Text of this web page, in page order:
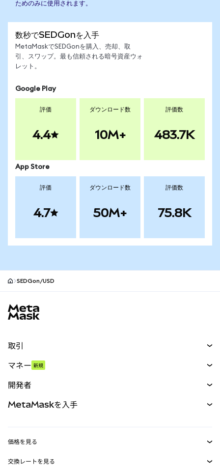
ためのみに使用されます。
数秒でSEDGonを入手
MetaMaskでSEDGonを購入、売却、取
引、スワップ。最も信頼される暗号資産ウォ
レット。
Google Play
評価
4.4
ダウンロード数
10M+
評価数
483.7K
App Store
評価
4.7
ダウンロード数
50M+
評価数
75.8K
SEDGon/USD
取引
パーペチュアル
RWA
マネー 新規
開発者
MetaMask Connect
MetaMaskを入手
価格を見る
イーサリアムの価格
交換レートを見る